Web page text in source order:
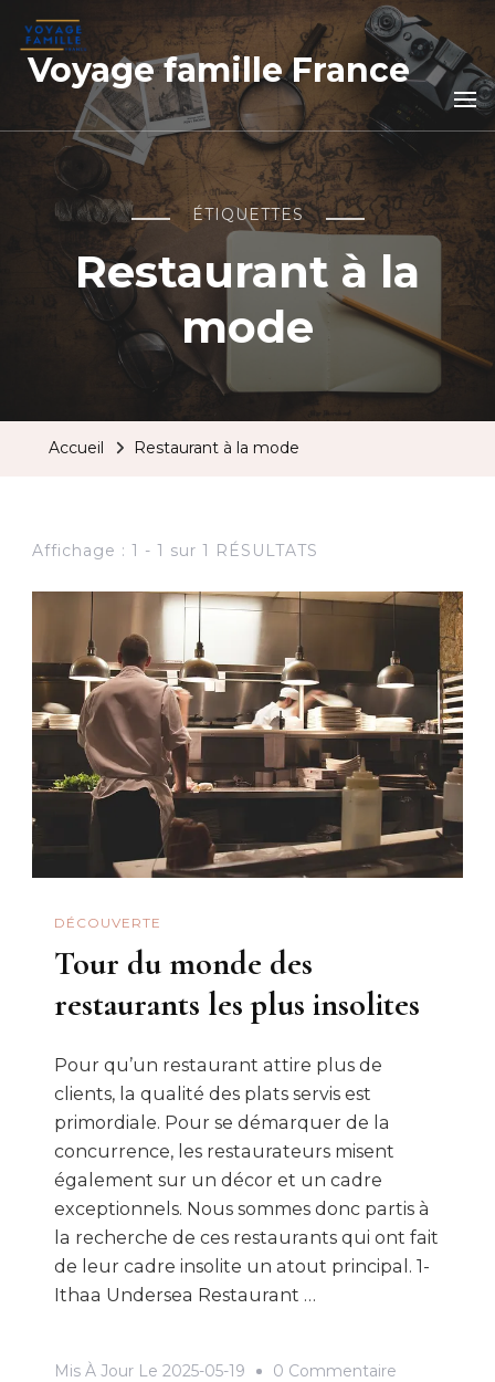
Voyage famille France
ÉTIQUETTES
Restaurant à la
mode
Accueil Restaurant à la mode
Affichage : 1 - 1 sur 1 RÉSULTATS
DÉCOUVERTE
Tour du monde des
restaurants les plus insolites
Pour qu’un restaurant attire plus de
clients, la qualité des plats servis est
primordiale. Pour se démarquer de la
concurrence, les restaurateurs misent
également sur un décor et un cadre
exceptionnels. Nous sommes donc partis à
la recherche de ces restaurants qui ont fait
de leur cadre insolite un atout principal. 1-
Ithaa Undersea Restaurant …
Mis À Jour Le 2025-05-19 0 Commentaire